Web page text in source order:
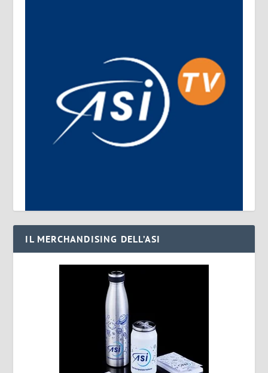
IL MERCHANDISING DELL’ASI